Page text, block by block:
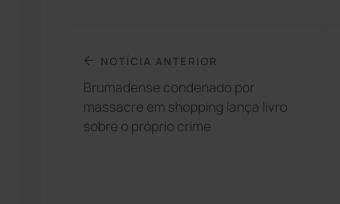
NOTÍCIA ANTERIOR
Brumadense condenado por
massacre em shopping lança livro
sobre o próprio crime